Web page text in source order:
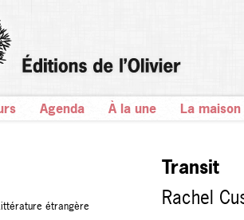
Agenda À la une La maison
étrangère
Transit
Rachel